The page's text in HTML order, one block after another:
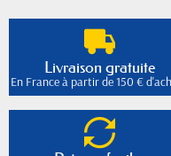
Livraison gratuite
En France à partir de 150 €